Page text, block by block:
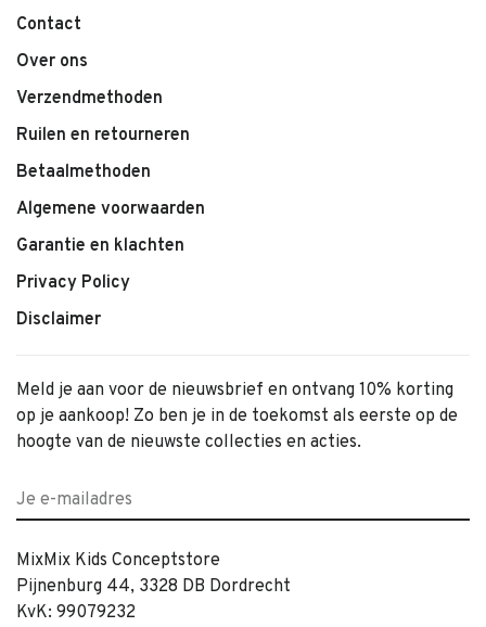
Contact
Over ons
Verzendmethoden
Ruilen en retourneren
Betaalmethoden
Algemene voorwaarden
Garantie en klachten
Privacy Policy
Disclaimer
Meld je aan voor de nieuwsbrief en ontvang 10% korting
op je aankoop! Zo ben je in de toekomst als eerste op de
hoogte van de nieuwste collecties en acties.
MixMix Kids Conceptstore
Pijnenburg 44, 3328 DB Dordrecht
KvK: 99079232